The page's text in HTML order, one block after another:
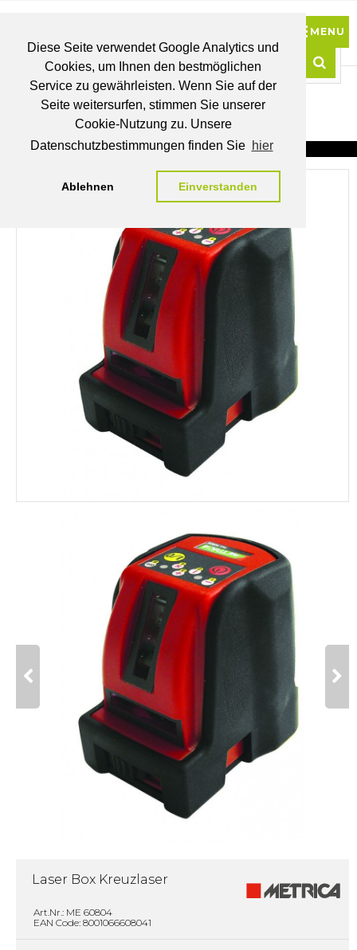
Diese Seite verwendet Google Analytics und
Cookies, um Ihnen den bestmöglichen
Service zu gewährleisten. Wenn Sie auf der
Seite weitersurfen, stimmen Sie unserer
Cookie-Nutzung zu. Unsere
Datenschutzbestimmungen finden Sie hier
Ablehnen Einverstanden
BRUTTO
PREISE
MEIN
WUNSCHLISTE
Laser Box Kreuzlaser
Art.Nr.: ME 60804
EAN Code: 8001066608041